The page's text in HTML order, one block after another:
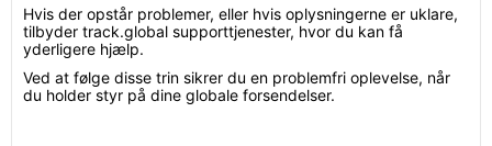
Hvis der opstår problemer, eller hvis oplysningerne er uklare,
tilbyder track.global supporttjenester, hvor du kan få
yderligere hjælp.
Ved at følge disse trin sikrer du en problemfri oplevelse, når
du holder styr på dine globale forsendelser.